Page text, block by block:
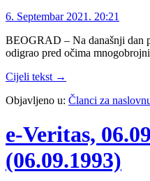
6. Septembar 2021. 20:21
BEOGRAD – Na današnji dan
odigrao pred očima
Cijeli tekst →
Objavljeno u: Članci za
e-Veritas,
(06.09.1993)